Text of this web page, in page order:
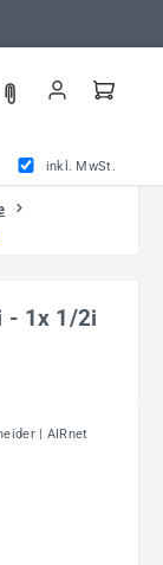
inkl. MwSt.
- 1x 1/2i